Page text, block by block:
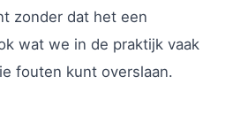
zonder dat het een
wat we in de praktijk vaak
fouten kunt overslaan.